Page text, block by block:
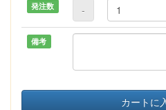
発注数 -
備考
カートに